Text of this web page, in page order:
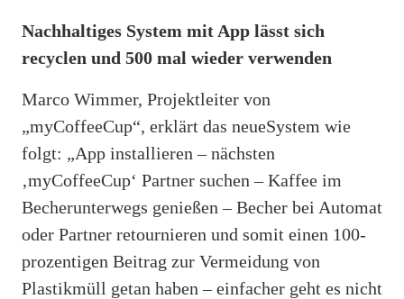
Nachhaltiges System mit App lässt sich
recyclen und 500 mal wieder verwenden
Marco Wimmer, Projektleiter von
„myCoffeeCup“, erklärt das neueSystem wie
folgt: „App installieren – nächsten
‚myCoffeeCup‘ Partner suchen – Kaffee im
Becherunterwegs genießen – Becher bei Automat
oder Partner retournieren und somit einen 100‐
prozentigen Beitrag zur Vermeidung von
Plastikmüll getan haben – einfacher geht es nicht